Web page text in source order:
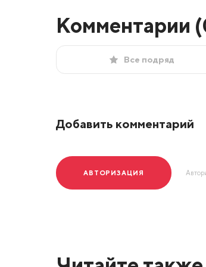
Комментарии (
Все подряд
Добавить комментарий
АВТОРИЗАЦИЯ